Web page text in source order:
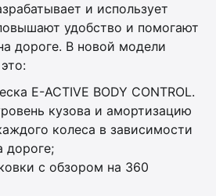
и использует
удобство и помогают
дороге. В новой модели
E-ACTIVE BODY CONTROL.
кузова и амортизацию
колеса в зависимости
дороге;
с обзором на 360